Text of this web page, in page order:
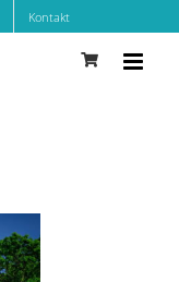
Kontakt